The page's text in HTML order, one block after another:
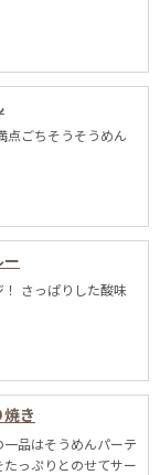
点ごちそうそうめん
さっぱりした酸味
き
品はそうめんパーテ
っぷりとのせてサー